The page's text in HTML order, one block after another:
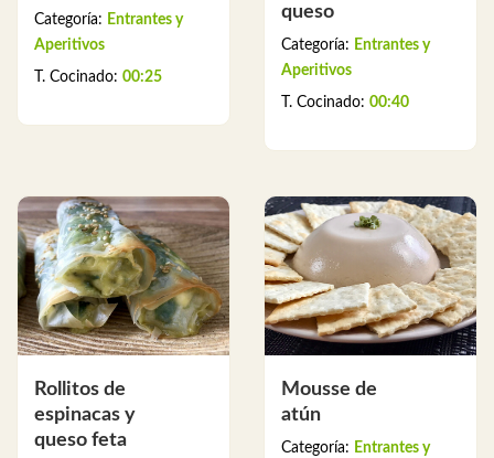
Categoría: Entrantes y
Aperitivos
T. Cocinado: 00:25
queso
Categoría: Entrantes y
Aperitivos
T. Cocinado: 00:40
Rollitos de
espinacas y
queso feta
Mousse de
atún
Categoría: Entrantes y